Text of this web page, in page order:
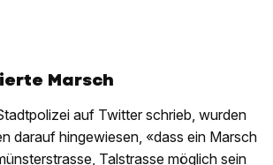
Marsch
auf Twitter schrieb, wurden
darauf hingewiesen, «dass ein Marsch
Talstrasse möglich sein